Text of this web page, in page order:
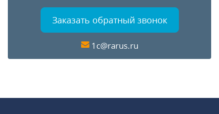
Заказать обратный звонок
1c@rarus.ru